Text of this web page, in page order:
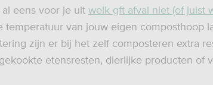
eens voor je uit welk gft-afval niet (of juist
temperatuur van jouw eigen composthoop
zijn er bij het zelf composteren extra
etensresten, dierlijke producten of